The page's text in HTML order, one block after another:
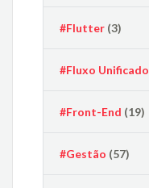
#Flutter (3)
#Fluxo Unificado
#Front-End (19)
#Gestão (57)